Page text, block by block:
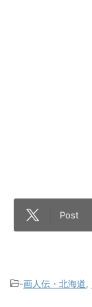
Post
-画人伝・北海道